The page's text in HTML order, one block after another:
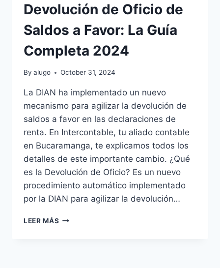
Devolución de Oficio de
Saldos a Favor: La Guía
Completa 2024
By alugo October 31, 2024
La DIAN ha implementado un nuevo
mecanismo para agilizar la devolución de
saldos a favor en las declaraciones de
renta. En Intercontable, tu aliado contable
en Bucaramanga, te explicamos todos los
detalles de este importante cambio. ¿Qué
es la Devolución de Oficio? Es un nuevo
procedimiento automático implementado
por la DIAN para agilizar la devolución…
LEER MÁS NUEVO